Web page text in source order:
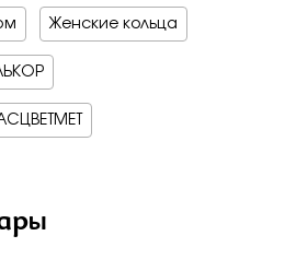
Женские кольца